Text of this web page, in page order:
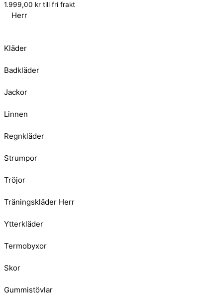
1.999,00 kr till fri frakt
Herr
Kläder
Badkläder
Jackor
Linnen
Regnkläder
Strumpor
Tröjor
Träningskläder Herr
Ytterkläder
Termobyxor
Skor
Gummistövlar